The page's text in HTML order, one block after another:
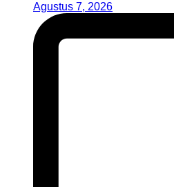
Agustus 7, 2026